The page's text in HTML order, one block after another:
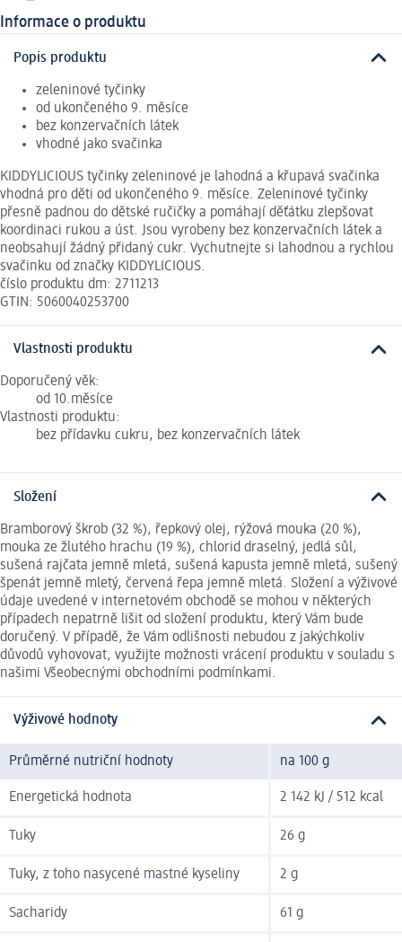
Informace o produktu
Popis produktu
zeleninové tyčinky
od ukončeného 9. měsíce
bez konzervačních látek
vhodné jako svačinka
KIDDYLICIOUS tyčinky zeleninové je lahodná a křupavá svačinka
vhodná pro děti od ukončeného 9. měsíce. Zeleninové tyčinky
přesně padnou do dětské ručičky a pomáhají děťátku zlepšovat
koordinaci rukou a úst. Jsou vyrobeny bez konzervačních látek a
neobsahují žádný přidaný cukr. Vychutnejte si lahodnou a rychlou
svačinku od značky KIDDYLICIOUS.
číslo produktu dm: 2711213
GTIN: 5060040253700
Vlastnosti produktu
Doporučený věk:
od 10.měsíce
Vlastnosti produktu:
bez přídavku cukru, bez konzervačních látek
Složení
Bramborový škrob (32 %), řepkový olej, rýžová mouka (20 %),
mouka ze žlutého hrachu (19 %), chlorid draselný, jedlá sůl,
sušená rajčata jemně mletá, sušená kapusta jemně mletá, sušený
špenát jemně mletý, červená řepa jemně mletá. Složení a výživové
údaje uvedené v internetovém obchodě se mohou v některých
případech nepatrně lišit od složení produktu, který Vám bude
doručený. V případě, že Vám odlišnosti nebudou z jakýchkoliv
důvodů vyhovovat, využijte možnosti vrácení produktu v souladu s
našimi Všeobecnými obchodními podmínkami.
Výživové hodnoty
Průměrné nutriční hodnoty na 100 g
Energetická hodnota 2 142 kJ / 512 kcal
Tuky 26 g
Tuky, z toho nasycené mastné kyseliny 2 g
Sacharidy 61 g